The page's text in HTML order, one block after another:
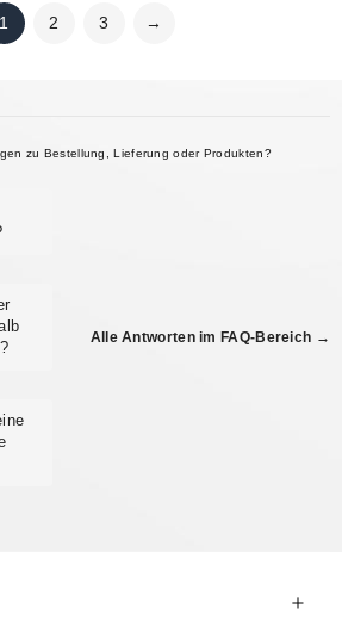
1 2 3 →
zu Bestellung, Lieferung oder Produkten?
Alle Antworten im FAQ-Bereich →